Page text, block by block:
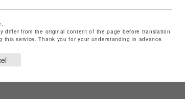
differ from the original content of the page before translation.
service. Thank you for your understanding in advance.